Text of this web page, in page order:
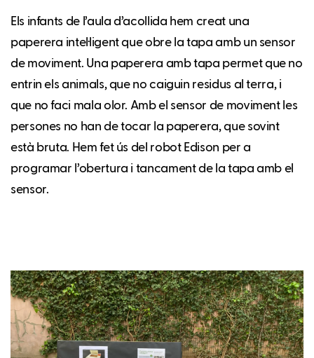
Els infants de l’aula d’acollida hem creat una
paperera intel·ligent que obre la tapa amb un sensor
de moviment. Una paperera amb tapa permet que no
entrin els animals, que no caiguin residus al terra, i
que no faci mala olor. Amb el sensor de moviment les
persones no han de tocar la paperera, que sovint
està bruta. Hem fet ús del robot Edison per a
programar l’obertura i tancament de la tapa amb el
sensor.